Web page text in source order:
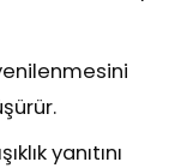
yanıtını